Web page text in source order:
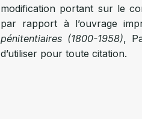
modification portant sur le
par rapport à l’ouvrage
pénitentiaires (1800-1958),
d’utiliser pour toute citation.